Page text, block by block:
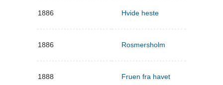
1886 Hvide heste
1886 Rosmersholm
1888 Fruen fra havet